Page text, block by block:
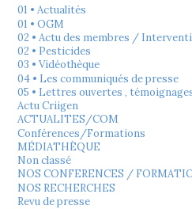
:01 • Actualités
01 • OGM
02 • Actu des membres /
02 • Pesticides
03 • Vidéothèque
04 • Les communiqués de presse
05 • Lettres ouvertes ,
Actu Criigen
ACTUALITES/COM
Conférences/Formations
MÉDIATHÈQUE
Non classé
NOS CONFERENCES /
NOS RECHERCHES
Revu de presse